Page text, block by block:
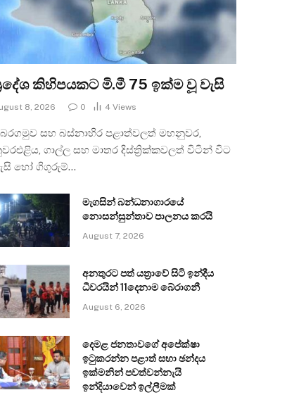
කිහිපයකට මි.මී 75 ඉක්ම වූ වැසි
8, 2026 0 4 Views
සහ බස්නාහිර පළාත්වලත් මහනුවර,
ගාල්ල සහ මාතර දිස්ත්‍රික්කවලත් විටින් විට
හෝ ගිගුරුම්…
මැගසින් බන්ධනාගාරයේ
නොසන්සුන්තාව පාලනය කරයි
August 7, 2026
අනතුරට පත් යත්‍රාවේ සිටි ඉන්දීය
ධීවරයින් 11දෙනාම බේරාගනී
August 6, 2026
දෙමළ ජනතාවගේ අපේක්ෂා
ඉටුකරන්න පළාත් සභා ඡන්දය
ඉක්මනින් පවත්වන්නැයි
ඉන්දියාවෙන් ඉල්ලීමක්